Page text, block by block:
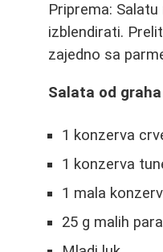
Priprema:
izblendirati.
zajedno sa
Salata od
1 konzerva
1 konzerva
1 mala
25 g malih